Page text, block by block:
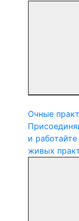
Очные
и
живых